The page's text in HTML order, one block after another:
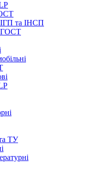
ІГП та ІНСП
ГОСТ
ТУ